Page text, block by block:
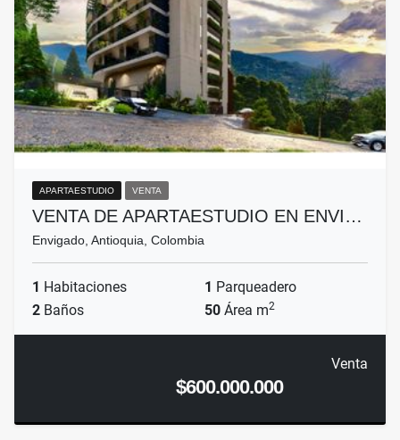
APARTAESTUDIO VENTA
VENTA DE APARTAESTUDIO EN ENVI…
Envigado, Antioquia, Colombia
1 Habitaciones 1 Parqueadero
2 Baños 50 Área m2
Venta
$600.000.000